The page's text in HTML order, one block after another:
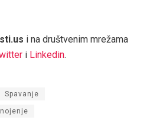
i na društvenim mrežama
i Linkedin.
Spavanje